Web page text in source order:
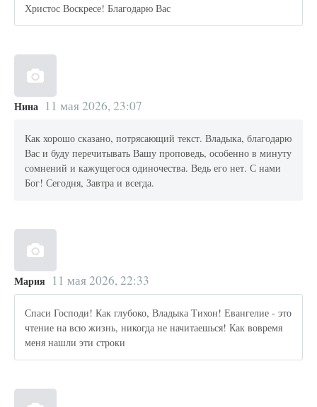
Христос Воскресе! Благодарю Вас
Нина 11 мая 2026, 23:07
Как хорошо сказано, потрясающий текст. Владыка, благодарю
Вас и буду перечитывать Вашу проповедь, особенно в минуту
сомнений и кажущегося одиночества. Ведь его нет. С нами
Бог! Сегодня, Завтра и всегда.
Мария 11 мая 2026, 22:33
Спаси Господи! Как глубоко, Владыка Тихон! Евангелие - это
чтение на всю жизнь, никогда не начитаешься! Как вовремя
меня нашли эти строки